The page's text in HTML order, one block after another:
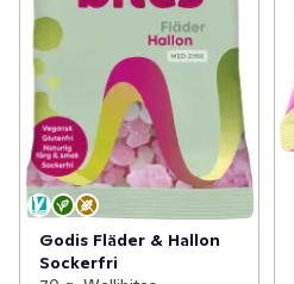
Godis Fläder & Hallon
Sockerfri